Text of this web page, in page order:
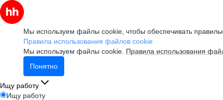
Мы используем файлы cookie, чтобы обеспечивать
Правила использования файлов cookie
Мы используем файлы cookie. Правила использования
Понятно
Ищу работу
Ищу работу